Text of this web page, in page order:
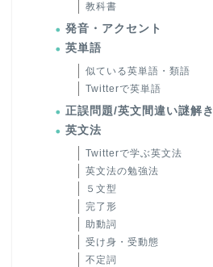
教科書
発音・アクセント
英単語
似ている英単語・類語
Twitterで英単語
正誤問題/英文間違い謎解き
英文法
Twitterで学ぶ英文法
英文法の勉強法
５文型
完了形
助動詞
受け身・受動態
不定詞